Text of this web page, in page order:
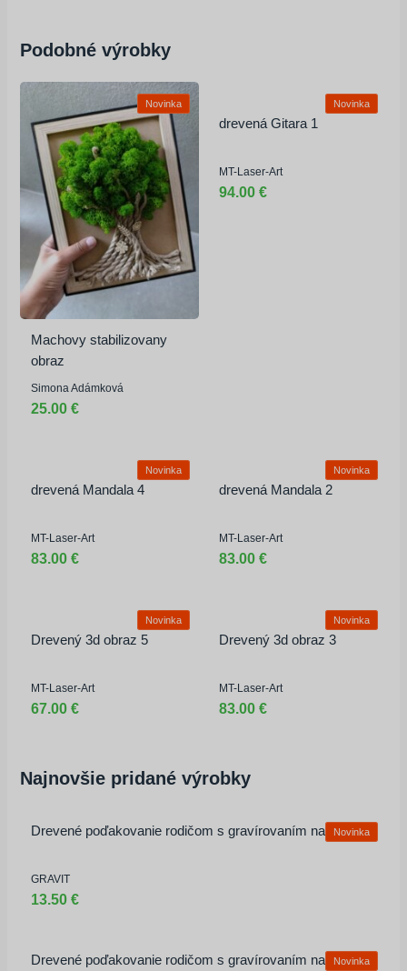
Podobné výrobky
Machovy stabilizovany
obraz
Novinka
Simona Adámková
25.00 €
drevená Gitara 1
Novinka
MT-Laser-Art
94.00 €
drevená Mandala 4
Novinka
MT-Laser-Art
83.00 €
drevená Mandala 2
Novinka
MT-Laser-Art
83.00 €
Drevený 3d obraz 5
Novinka
MT-Laser-Art
67.00 €
Drevený 3d obraz 3
Novinka
MT-Laser-Art
83.00 €
Najnovšie pridané výrobky
Drevené poďakovanie rodičom s gravírovaním na mieru
Novinka
GRAVIT
13.50 €
Drevené poďakovanie rodičom s gravírovaním na mieru
Novinka